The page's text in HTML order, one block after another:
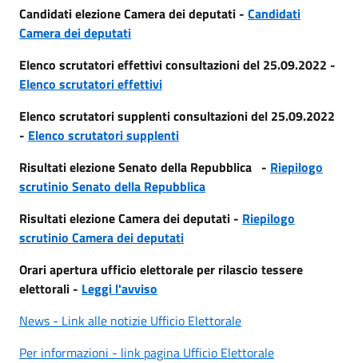
Candidati elezione Camera dei deputati - Candidati
Camera dei deputati
Elenco scrutatori effettivi consultazioni del 25.09.2022 -
Elenco scrutatori effettivi
Elenco scrutatori supplenti consultazioni del 25.09.2022
- Elenco scrutatori supplenti
Risultati elezione Senato della Repubblica - Riepilogo
scrutinio Senato della Repubblica
Risultati elezione Camera dei deputati - Riepilogo
scrutinio Camera dei deputati
Orari apertura ufficio elettorale per rilascio tessere
elettorali - Leggi l'avviso
News - Link alle notizie Ufficio Elettorale
Per informazioni - link pagina Ufficio Elettorale